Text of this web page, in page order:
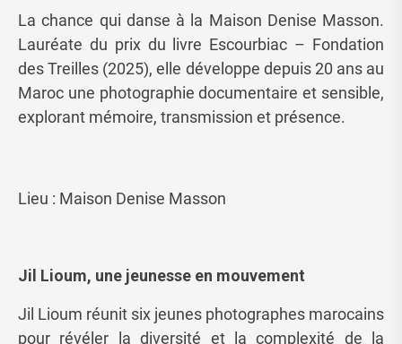
La chance qui danse à la Maison Denise Masson.
Lauréate du prix du livre Escourbiac – Fondation
des Treilles (2025), elle développe depuis 20 ans au
Maroc une photographie documentaire et sensible,
explorant mémoire, transmission et présence.
Lieu : Maison Denise Masson
Jil Lioum, une jeunesse en mouvement
Jil Lioum réunit six jeunes photographes marocains
pour révéler la diversité et la complexité de la